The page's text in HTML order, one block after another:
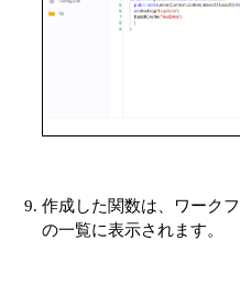
作成した関数は、ワーク
の一覧に表示されます。